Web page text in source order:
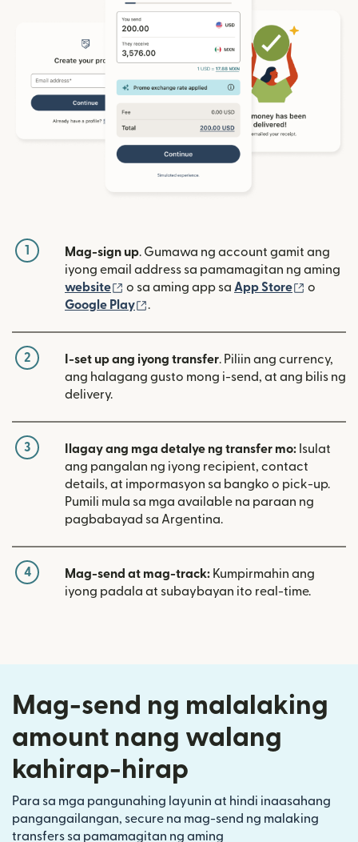
1 Mag-sign up. Gumawa ng account gamit ang
iyong email address sa pamamagitan ng aming
website
(bubukas sa bagong window)
o sa aming app sa App Store
o
Google Play
.
2 I-set up ang iyong transfer. Piliin ang currency,
ang halagang gusto mong i-send, at ang bilis ng
delivery.
3 Ilagay ang mga detalye ng transfer mo: Isulat
ang pangalan ng iyong recipient, contact
details, at impormasyon sa bangko o pick-up.
Pumili mula sa mga available na paraan ng
pagbabayad sa Argentina.
4 Mag-send at mag-track: Kumpirmahin ang
iyong padala at subaybayan ito real-time.
Mag-send ng malalaking
amount nang walang
kahirap-hirap
Para sa mga pangunahing layunin at hindi inaasahang
pangangailangan, secure na mag-send ng malaking
transfers sa pamamagitan ng aming